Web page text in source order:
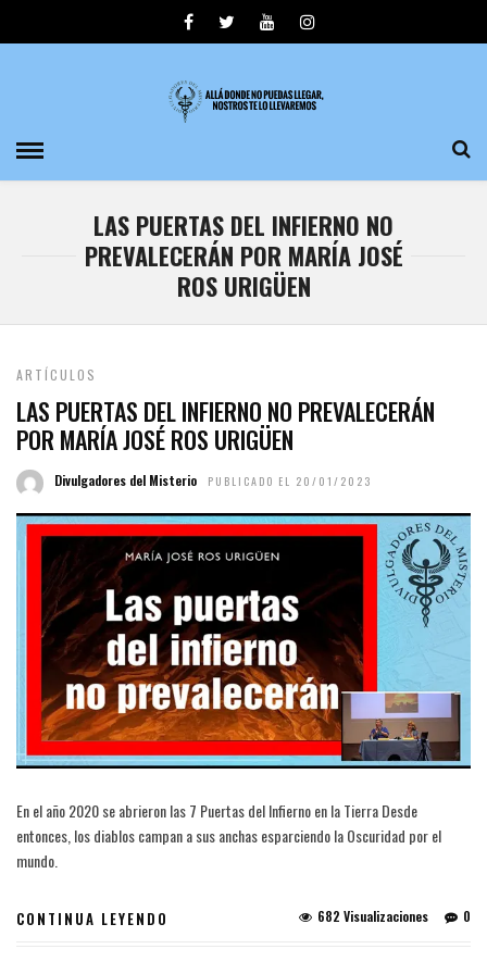
LAS PUERTAS DEL INFIERNO NO
PREVALECERÁN POR MARÍA JOSÉ
ROS URIGÜEN
ARTÍCULOS
LAS PUERTAS DEL INFIERNO NO PREVALECERÁN
POR MARÍA JOSÉ ROS URIGÜEN
Divulgadores del Misterio PUBLICADO EL 20/01/2023
En el año 2020 se abrieron las 7 Puertas del Infierno en la Tierra Desde
entonces, los diablos campan a sus anchas esparciendo la Oscuridad por el
mundo.
CONTINUA LEYENDO 0
682 Visualizaciones